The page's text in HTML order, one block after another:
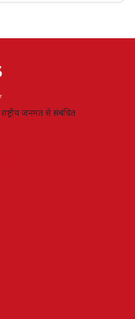
जनमत से संबंधित